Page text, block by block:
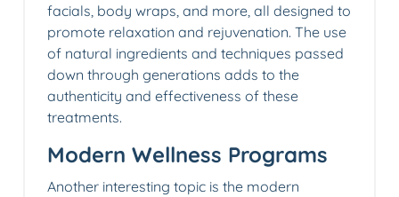
facials, body wraps, and more, all designed to
promote relaxation and rejuvenation. The use
of natural ingredients and techniques passed
down through generations adds to the
authenticity and effectiveness of these
treatments.
Modern Wellness Programs
Another interesting topic is the modern